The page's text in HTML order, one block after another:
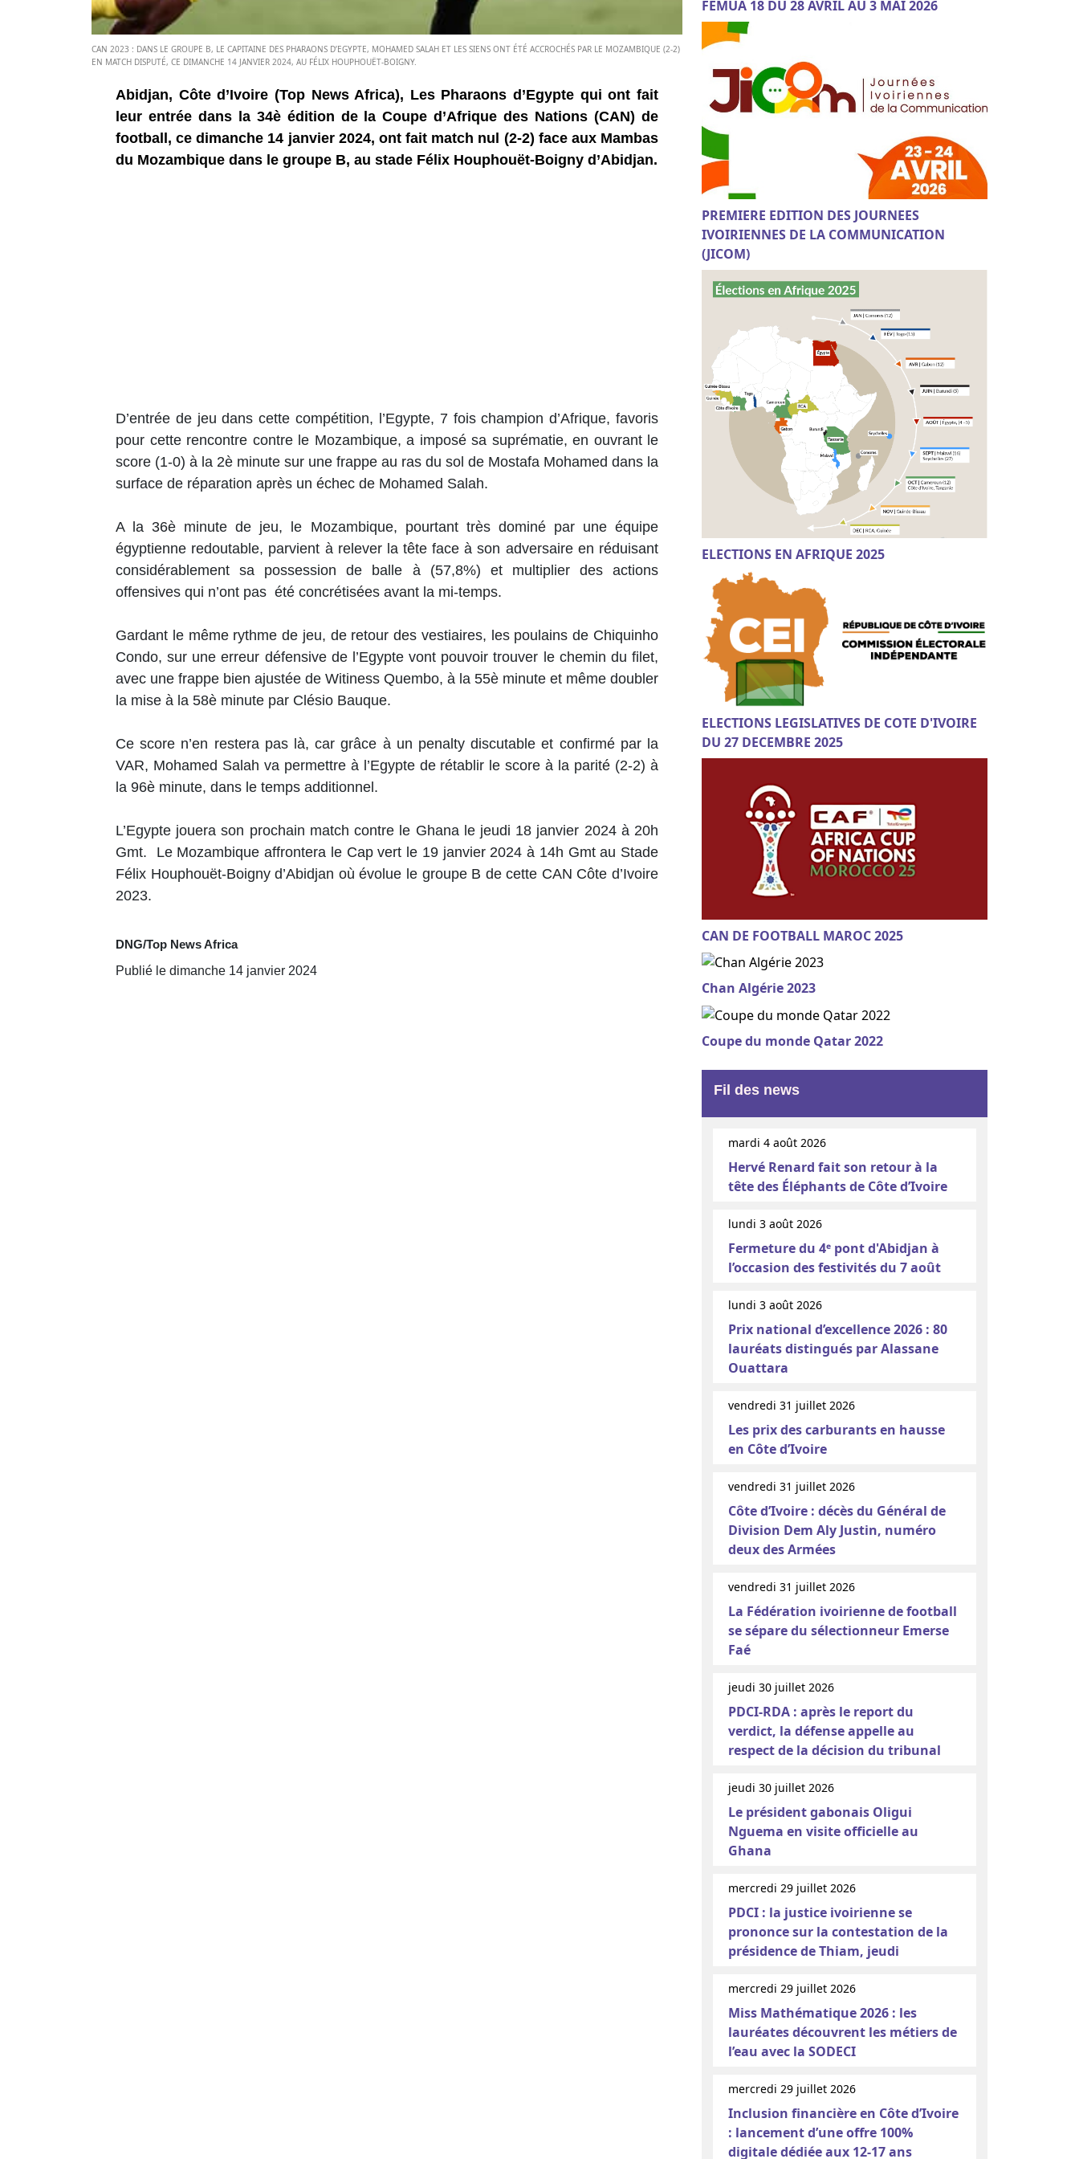
CAN 2023 : DANS LE GROUPE B, LE CAPITAINE DES PHARAONS D’EGYPTE, MOHAMED SALAH ET LES SIENS ONT ÉTÉ ACCROCHÉS PAR LE MOZAMBIQUE (2-2)
EN MATCH DISPUTÉ, CE DIMANCHE 14 JANVIER 2024, AU FÉLIX HOUPHOUËT-BOIGNY.
Abidjan, Côte d’Ivoire (Top News Africa), Les Pharaons d’Egypte qui ont fait
leur entrée dans la 34è édition de la Coupe d’Afrique des Nations (CAN) de
football, ce dimanche 14 janvier 2024, ont fait match nul (2-2) face aux Mambas
du Mozambique dans le groupe B, au stade Félix Houphouët-Boigny d’Abidjan.
D’entrée de jeu dans cette compétition, l’Egypte, 7 fois champion d’Afrique, favoris
pour cette rencontre contre le Mozambique, a imposé sa suprématie, en ouvrant le
score (1-0) à la 2è minute sur une frappe au ras du sol de Mostafa Mohamed dans la
surface de réparation après un échec de Mohamed Salah.
A la 36è minute de jeu, le Mozambique, pourtant très dominé par une équipe
égyptienne redoutable, parvient à relever la tête face à son adversaire en réduisant
considérablement sa possession de balle à (57,8%) et multiplier des actions
offensives qui n’ont pas été concrétisées avant la mi-temps.
Gardant le même rythme de jeu, de retour des vestiaires, les poulains de Chiquinho
Condo, sur une erreur défensive de l’Egypte vont pouvoir trouver le chemin du filet,
avec une frappe bien ajustée de Witiness Quembo, à la 55è minute et même doubler
la mise à la 58è minute par Clésio Bauque.
Ce score n’en restera pas là, car grâce à un penalty discutable et confirmé par la
VAR, Mohamed Salah va permettre à l’Egypte de rétablir le score à la parité (2-2) à
la 96è minute, dans le temps additionnel.
L’Egypte jouera son prochain match contre le Ghana le jeudi 18 janvier 2024 à 20h
Gmt. Le Mozambique affrontera le Cap vert le 19 janvier 2024 à 14h Gmt au Stade
Félix Houphouët-Boigny d’Abidjan où évolue le groupe B de cette CAN Côte d’Ivoire
2023.
DNG/Top News Africa
Publié le dimanche 14 janvier 2024
FEMUA 18 DU 28 AVRIL AU 3 MAI 2026
PREMIERE EDITION DES JOURNEES
IVOIRIENNES DE LA COMMUNICATION
(JICOM)
ELECTIONS EN AFRIQUE 2025
ELECTIONS LEGISLATIVES DE COTE D'IVOIRE
DU 27 DECEMBRE 2025
CAN DE FOOTBALL MAROC 2025
Chan Algérie 2023
Coupe du monde Qatar 2022
Fil des news
mardi 4 août 2026
Hervé Renard fait son retour à la
tête des Éléphants de Côte d’Ivoire
lundi 3 août 2026
Fermeture du 4ᵉ pont d'Abidjan à
l’occasion des festivités du 7 août
lundi 3 août 2026
Prix national d’excellence 2026 : 80
lauréats distingués par Alassane
Ouattara
vendredi 31 juillet 2026
Les prix des carburants en hausse
en Côte d’Ivoire
vendredi 31 juillet 2026
Côte d’Ivoire : décès du Général de
Division Dem Aly Justin, numéro
deux des Armées
vendredi 31 juillet 2026
La Fédération ivoirienne de football
se sépare du sélectionneur Emerse
Faé
jeudi 30 juillet 2026
PDCI-RDA : après le report du
verdict, la défense appelle au
respect de la décision du tribunal
jeudi 30 juillet 2026
Le président gabonais Oligui
Nguema en visite officielle au
Ghana
mercredi 29 juillet 2026
PDCI : la justice ivoirienne se
prononce sur la contestation de la
présidence de Thiam, jeudi
mercredi 29 juillet 2026
Miss Mathématique 2026 : les
lauréates découvrent les métiers de
l’eau avec la SODECI
mercredi 29 juillet 2026
Inclusion financière en Côte d’Ivoire
: lancement d’une offre 100%
digitale dédiée aux 12-17 ans